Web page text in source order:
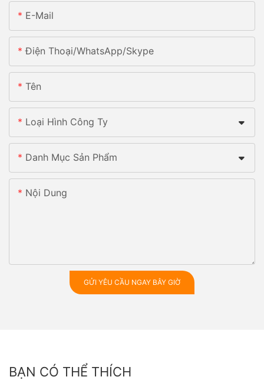
E-Mail
Điện Thoại/whatsApp/skype
Tên
Loại Hình Công Ty
Danh Mục Sản Phẩm
Nội Dung
GỬI YÊU CẦU NGAY BÂY GIỜ
BẠN CÓ THỂ THÍCH